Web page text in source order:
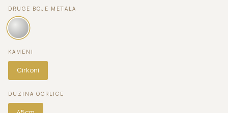
DRUGE BOJE METALA
KAMENI
Cirkoni
DUZINA OGRLICE